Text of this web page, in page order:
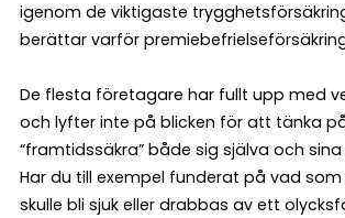
igenom de viktigaste
berättar varför
De flesta företagare har fullt upp med
och lyfter inte på blicken för att tänka
“framtidssäkra” både sig själva och
Har du till exempel funderat på vad
skulle bli sjuk eller drabbas av ett